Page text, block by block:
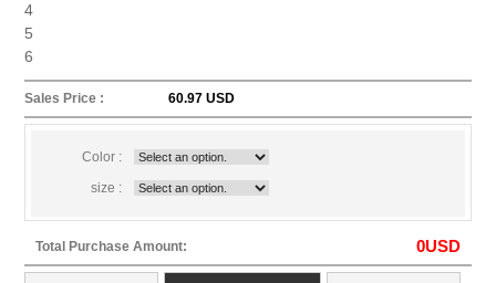
4
5
6
Sales Price : 60.97 USD
Color :
size :
Total Purchase Amount: 0USD